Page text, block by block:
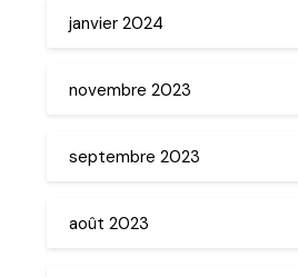
janvier 2024
novembre 2023
septembre 2023
août 2023